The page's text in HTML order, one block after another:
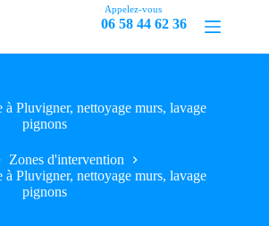
Appelez-vous
06 58 44 62 36
à Pluvigner, nettoyage murs, lavage
pignons
Zones d'intervention
à Pluvigner, nettoyage murs, lavage
pignons